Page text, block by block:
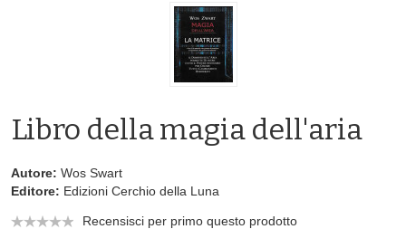
Libro della magia dell'aria
Autore: Wos Swart
Editore: Edizioni Cerchio della Luna
Recensisci per primo questo prodotto